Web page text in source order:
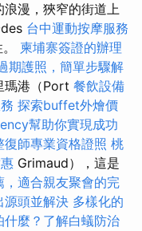
浪漫，狹窄的街道上
台中運動按摩服務
柬埔寨簽證的辦理
期護照，簡單步驟解
瑪港（Port 餐飲設備
探索buffet外燴價
幫助你實現成功
復師專業資格證照 桃
Grimaud），這是
，適合親友聚會的完
源頭並解決 多樣化的
什麼？了解白蟻防治